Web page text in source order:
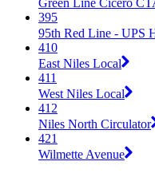
Green Line Cicero
395
95th Red Line - UPS
410
East Niles Local
411
West Niles Local
412
Niles North Circulator
421
Wilmette Avenue